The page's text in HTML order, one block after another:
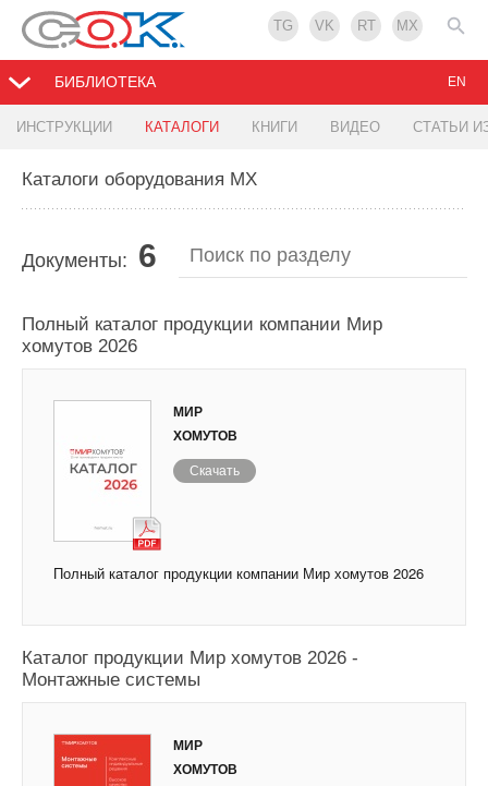
TG VK RT MX
БИБЛИОТЕКА
ИНСТРУКЦИИ КАТАЛОГИ КНИГИ ВИДЕО СТАТЬИ
EN
Каталоги оборудования МХ
Документы: 6
Полный каталог продукции компании Мир
хомутов 2026
МИР
ХОМУТОВ
Скачать
Полный каталог продукции компании Мир хомутов 2026
Каталог продукции Мир хомутов 2026 -
Монтажные системы
МИР
ХОМУТОВ